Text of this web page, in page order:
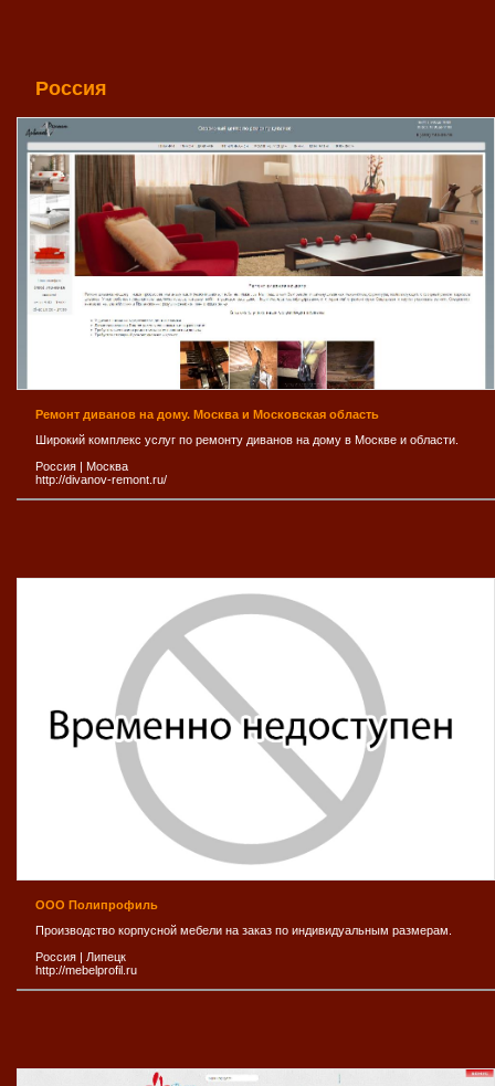
Россия
Ремонт диванов на дому. Москва и Московская область
Широкий комплекс услуг по ремонту диванов на дому в Москве и области.
Россия | Москва
http://divanov-remont.ru/
ООО Полипрофиль
Производство корпусной мебели на заказ по индивидуальным размерам.
Россия | Липецк
http://mebelprofil.ru